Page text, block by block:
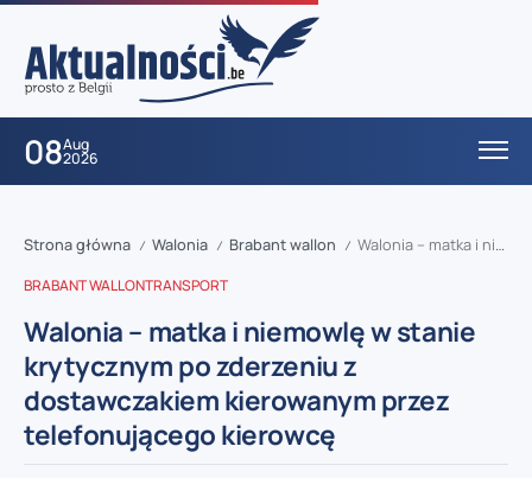
08Aug
2026
Strona główna / Walonia / Brabant wallon / Walonia – matka i niemowlę w stanie krytycznym po zderzeniu z dostawczakiem kierowanym przez telefonującego kierowcę
BRABANT WALLONTRANSPORT
Walonia – matka i niemowlę w stanie
krytycznym po zderzeniu z
dostawczakiem kierowanym przez
telefonującego kierowcę